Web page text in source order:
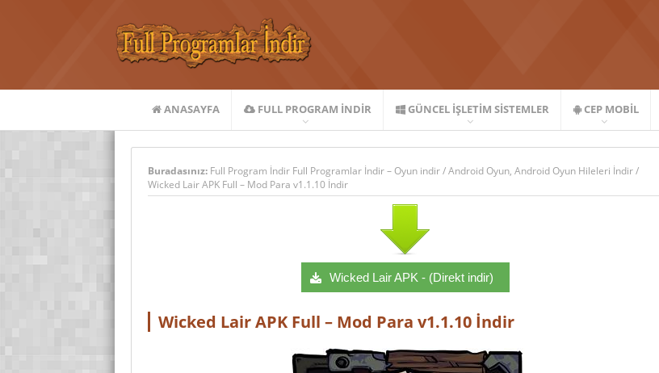
ANASAYFA FULL PROGRAM INDIR GÜNCEL İŞLETIM SISTEMLER CEP MOBIL
Buradasınız: Full Program İndir Full Programlar İndir – Oyun indir/Android Oyun, Android Oyun Hileleri İndir/
Wicked Lair APK Full – Mod Para v1.1.10 İndir
Wicked Lair APK - (Direkt indir)
Wicked Lair APK Full – Mod Para v1.1.10 İndir